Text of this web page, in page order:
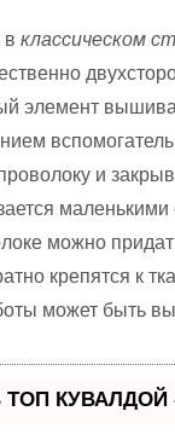
в классическом
элемент
и
можно
крепятся к
может быть
КУВАЛДОЙ -